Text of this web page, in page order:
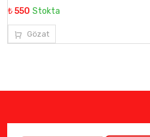
₺ 550 Stokta
Gözat